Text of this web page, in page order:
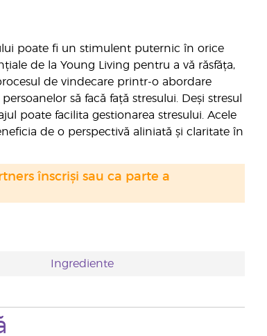
poate fi un stimulent puternic în orice
de la Young Living pentru a vă răsfăța,
de vindecare printr-o abordare
să facă față stresului. Deși stresul
poate facilita gestionarea stresului. Acele
de o perspectivă aliniată și claritate în
înscriși sau ca parte a
Ingrediente